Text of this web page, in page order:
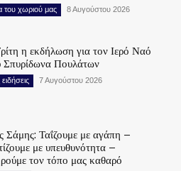
του χωριού μας 8 Αυγούστου 2026
η εκδήλωση για τον Ιερό Ναό
Σπυρίδωνα Πουλάτων
7 Αυγούστου 2026
Σάμης: Ταΐζουμε με αγάπη –
με υπευθυνότητα –
τον τόπο μας καθαρό